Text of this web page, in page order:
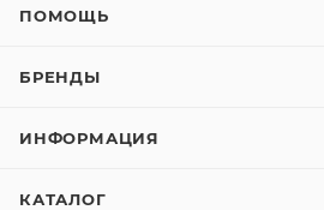
ПОМОЩЬ
БРЕНДЫ
ИНФОРМАЦИЯ
КАТАЛОГ